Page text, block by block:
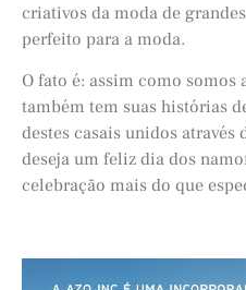
criativos da moda de
perfeito para a moda.
O fato é: assim como somos
também tem suas histórias
destes casais unidos através
deseja um feliz dia dos
celebração mais do que